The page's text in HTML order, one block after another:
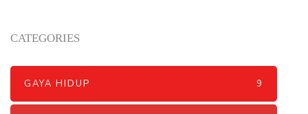
CATEGORIES
GAYA HIDUP 9